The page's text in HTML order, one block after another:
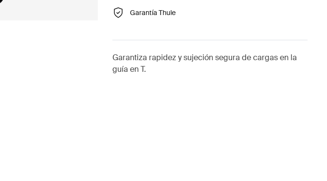
Garantía Thule
Garantiza rapidez y sujeción segura de cargas en la
guía en T.